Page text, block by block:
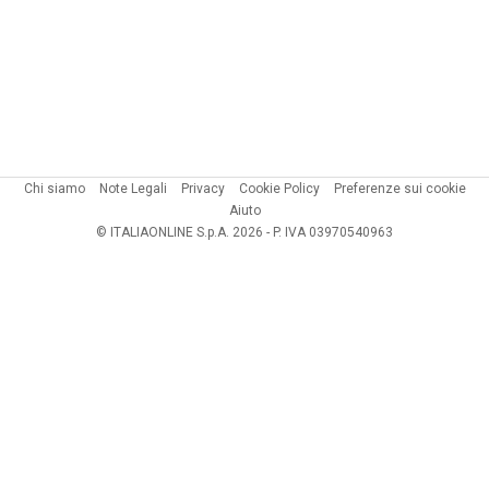
Chi siamo Note Legali Privacy Cookie Policy
Preferenze sui cookie
Aiuto
© ITALIAONLINE S.p.A. 2026 - P. IVA 03970540963